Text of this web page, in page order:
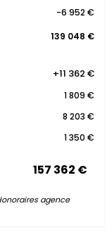
-6 952 €
139 048 €
+11 362 €
1 809 €
8 203 €
1 350 €
157 362 €
agence